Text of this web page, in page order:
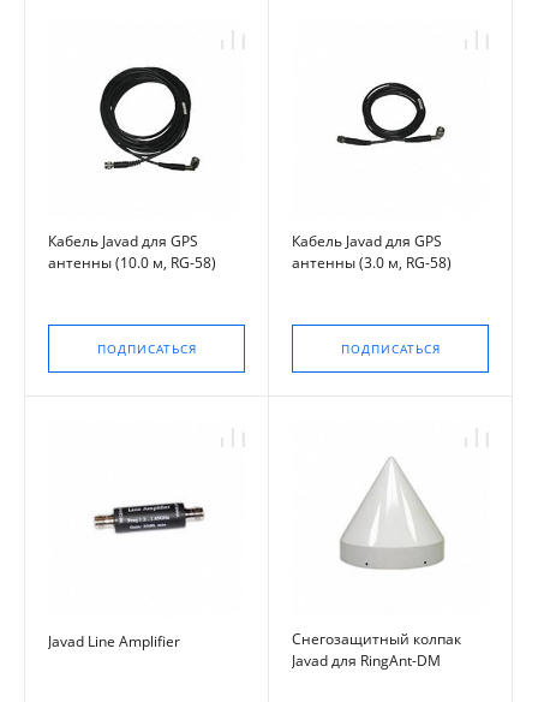
Кабель Javad для GPS
антенны (10.0 м, RG-58)
ПОДПИСАТЬСЯ
Кабель Javad для GPS
антенны (3.0 м, RG-58)
ПОДПИСАТЬСЯ
Javad Line Amplifier
Снегозащитный колпак
Javad для RingAnt-DM